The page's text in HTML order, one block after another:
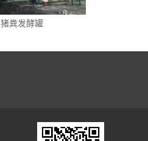
猪粪发酵罐